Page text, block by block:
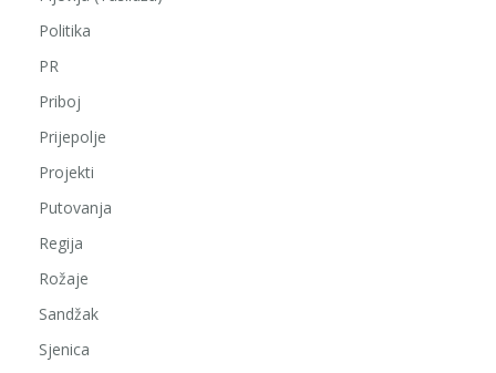
Politika
PR
Priboj
Prijepolje
Projekti
Putovanja
Regija
Rožaje
Sandžak
Sjenica